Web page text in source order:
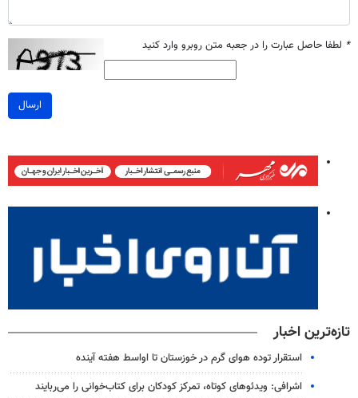
* لطفا حاصل عبارت را در جعبه متن روبرو وارد کنید
ارسال
تازه‌ترین اخبار
استقرار توده هوای گرم در خوزستان تا اواسط هفته آینده
اشرافی: ویدئوهای کوتاه، تمرکز کودکان برای کتاب‌خوانی را می‌ربایند